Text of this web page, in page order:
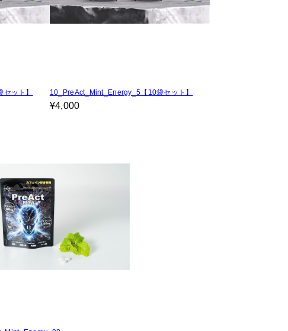
ット】 10_PreAct_Mint_Energy_5【10袋セット】
¥4,000